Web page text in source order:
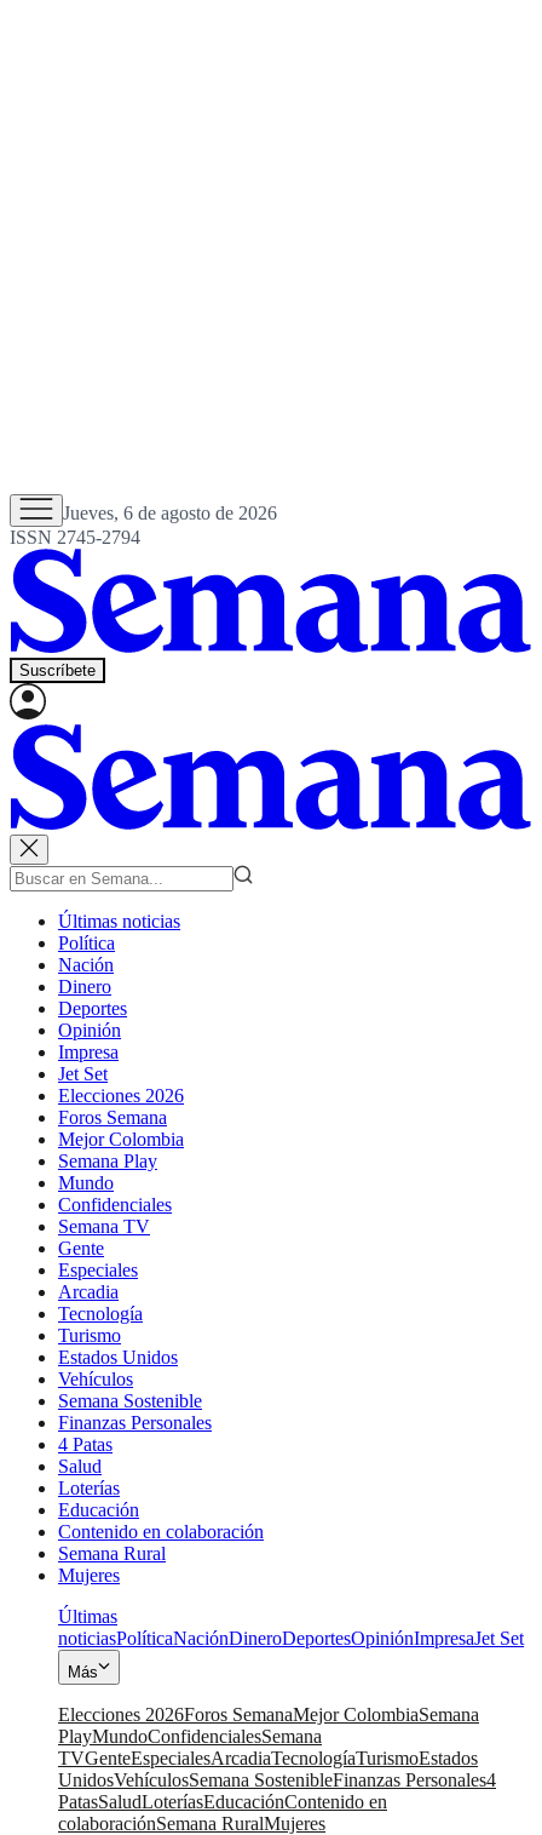
Jueves, 6 de agosto de 2026
ISSN 2745-2794
Suscríbete
Últimas noticias
Política
Nación
Dinero
Deportes
Opinión
Impresa
Jet Set
Elecciones 2026
Foros Semana
Mejor Colombia
Semana Play
Mundo
Confidenciales
Semana TV
Gente
Especiales
Arcadia
Tecnología
Turismo
Estados Unidos
Vehículos
Semana Sostenible
Finanzas Personales
4 Patas
Salud
Loterías
Educación
Contenido en colaboración
Semana Rural
Mujeres
Últimas
noticiasPolíticaNaciónDineroDeportesOpiniónImpresaJet Set
Más
Elecciones 2026Foros SemanaMejor ColombiaSemana
PlayMundoConfidencialesSemana
TVGenteEspecialesArcadiaTecnologíaTurismoEstados
UnidosVehículosSemana SostenibleFinanzas Personales4
PatasSaludLoteríasEducaciónContenido en
colaboraciónSemana RuralMujeres